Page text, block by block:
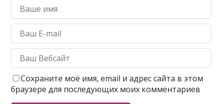
Сохраните моё имя, email и адрес сайта в этом
браузере для последующих моих комментариев